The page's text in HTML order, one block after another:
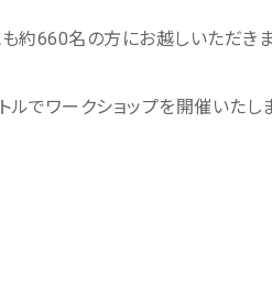
約660名の方にお越しいただきま
でワークショップを開催いたし